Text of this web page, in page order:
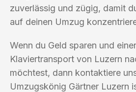
zuverlässig und zügig, damit
auf deinen Umzug
Wenn du Geld sparen und
Klaviertransport von Luzern
möchtest, dann kontaktiere
Umzugskönig Gärtner Luzern